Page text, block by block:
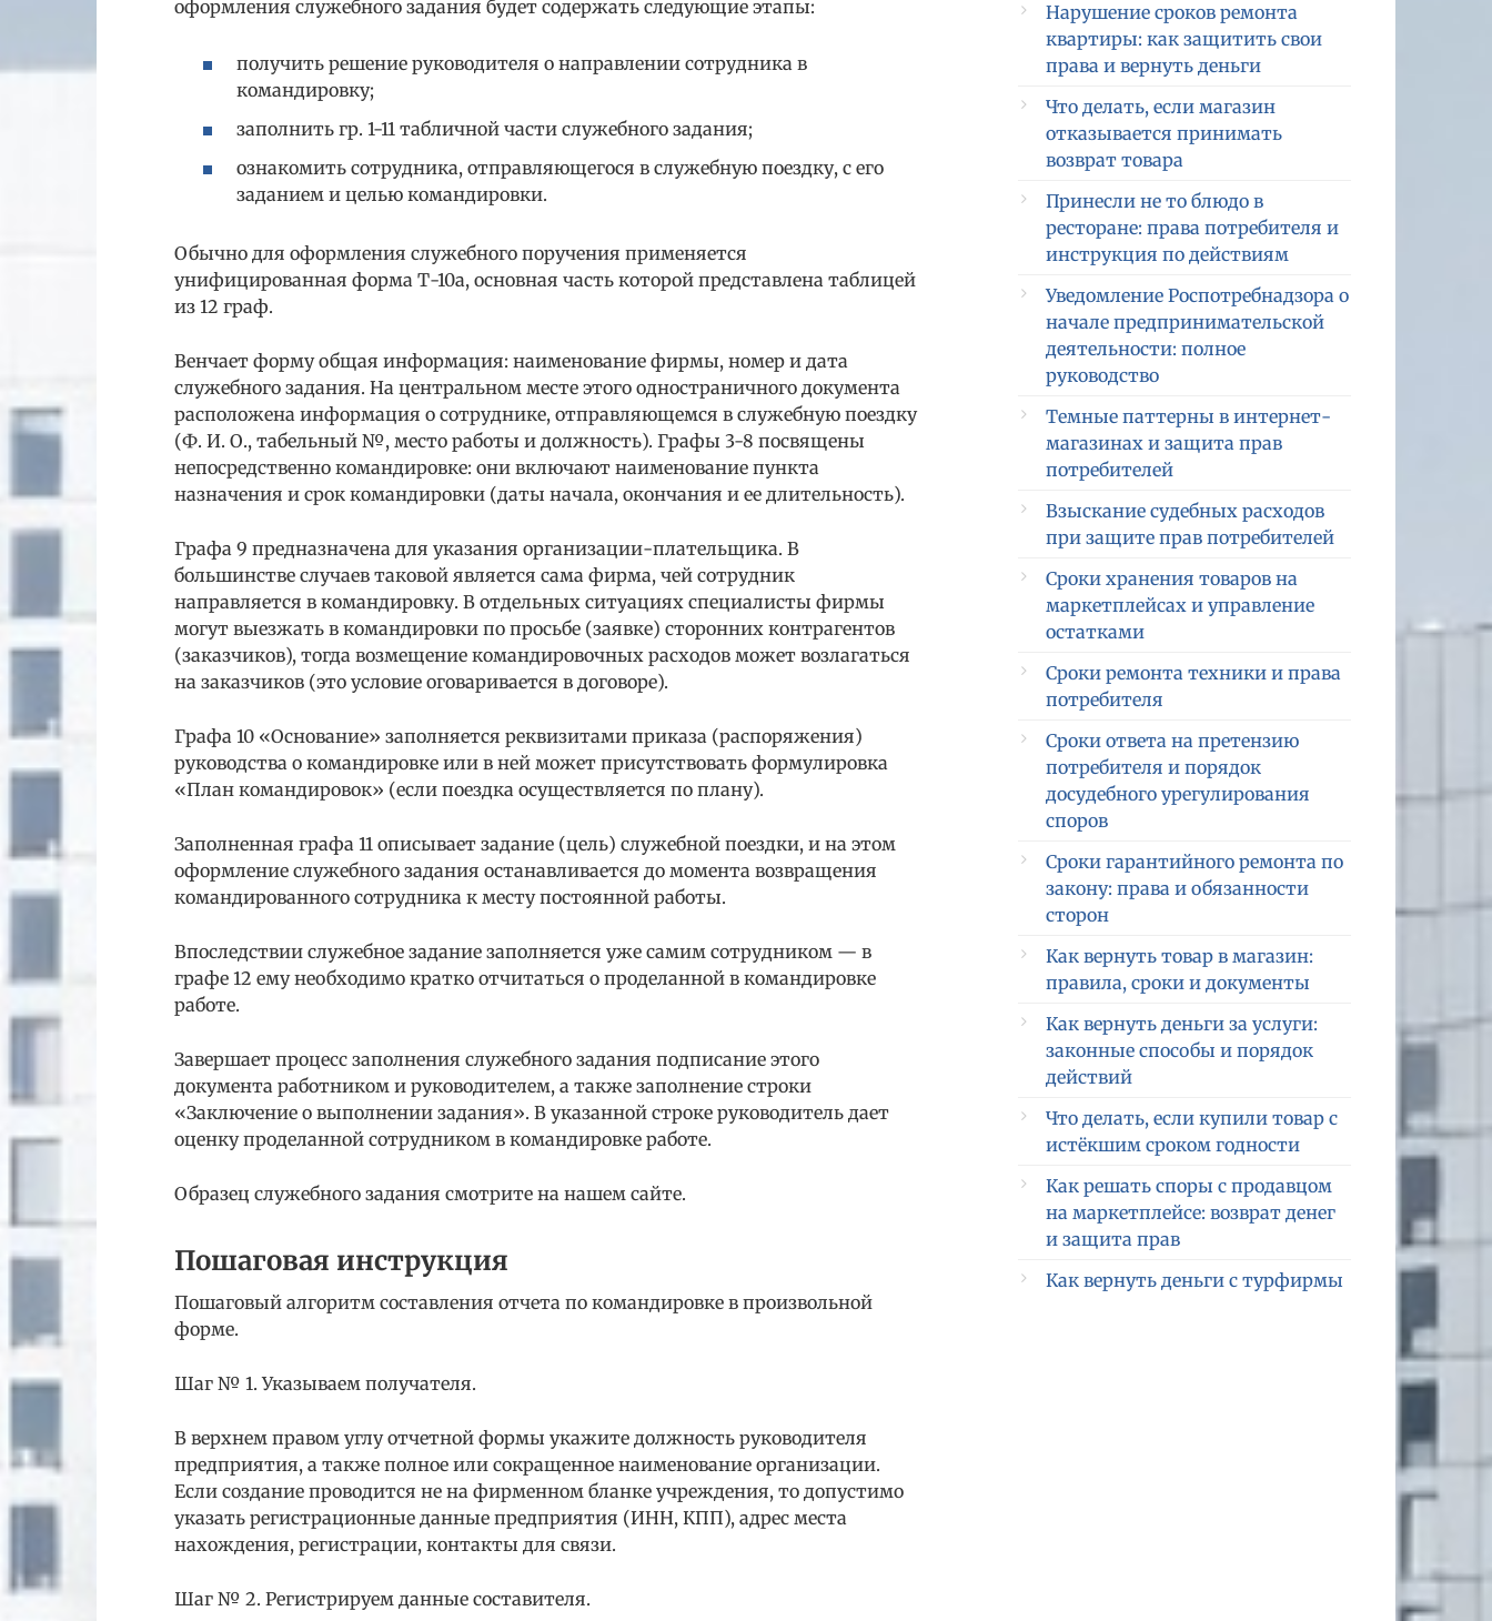
оформления служебного задания будет содержать следующие этапы:
получить решение руководителя о направлении сотрудника в
командировку;
заполнить гр. 1-11 табличной части служебного задания;
ознакомить сотрудника, отправляющегося в служебную поездку, с его
заданием и целью командировки.
Обычно для оформления служебного поручения применяется
унифицированная форма Т-10а, основная часть которой представлена таблицей
из 12 граф.
Венчает форму общая информация: наименование фирмы, номер и дата
служебного задания. На центральном месте этого одностраничного документа
расположена информация о сотруднике, отправляющемся в служебную поездку
(Ф. И. О., табельный №, место работы и должность). Графы 3-8 посвящены
непосредственно командировке: они включают наименование пункта
назначения и срок командировки (даты начала, окончания и ее длительность).
Графа 9 предназначена для указания организации-плательщика. В
большинстве случаев таковой является сама фирма, чей сотрудник
направляется в командировку. В отдельных ситуациях специалисты фирмы
могут выезжать в командировки по просьбе (заявке) сторонних контрагентов
(заказчиков), тогда возмещение командировочных расходов может возлагаться
на заказчиков (это условие оговаривается в договоре).
Графа 10 «Основание» заполняется реквизитами приказа (распоряжения)
руководства о командировке или в ней может присутствовать формулировка
«План командировок» (если поездка осуществляется по плану).
Заполненная графа 11 описывает задание (цель) служебной поездки, и на этом
оформление служебного задания останавливается до момента возвращения
командированного сотрудника к месту постоянной работы.
Впоследствии служебное задание заполняется уже самим сотрудником — в
графе 12 ему необходимо кратко отчитаться о проделанной в командировке
работе.
Завершает процесс заполнения служебного задания подписание этого
документа работником и руководителем, а также заполнение строки
«Заключение о выполнении задания». В указанной строке руководитель дает
оценку проделанной сотрудником в командировке работе.
Образец служебного задания смотрите на нашем сайте.
Пошаговая инструкция
Пошаговый алгоритм составления отчета по командировке в произвольной
форме.
Шаг № 1. Указываем получателя.
В верхнем правом углу отчетной формы укажите должность руководителя
предприятия, а также полное или сокращенное наименование организации.
Если создание проводится не на фирменном бланке учреждения, то допустимо
указать регистрационные данные предприятия (ИНН, КПП), адрес места
нахождения, регистрации, контакты для связи.
Шаг № 2. Регистрируем данные составителя.
Нарушение сроков ремонта
квартиры: как защитить свои
права и вернуть деньги
Что делать, если магазин
отказывается принимать
возврат товара
Принесли не то блюдо в
ресторане: права потребителя и
инструкция по действиям
Уведомление Роспотребнадзора о
начале предпринимательской
деятельности: полное
руководство
Темные паттерны в интернет-
магазинах и защита прав
потребителей
Взыскание судебных расходов
при защите прав потребителей
Сроки хранения товаров на
маркетплейсах и управление
остатками
Сроки ремонта техники и права
потребителя
Сроки ответа на претензию
потребителя и порядок
досудебного урегулирования
споров
Сроки гарантийного ремонта по
закону: права и обязанности
сторон
Как вернуть товар в магазин:
правила, сроки и документы
Как вернуть деньги за услуги:
законные способы и порядок
действий
Что делать, если купили товар с
истёкшим сроком годности
Как решать споры с продавцом
на маркетплейсе: возврат денег
и защита прав
Как вернуть деньги с турфирмы